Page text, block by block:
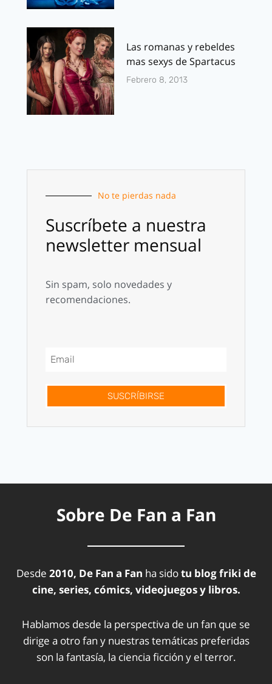
Las romanas y rebeldes
mas sexys de Spartacus
Febrero 8, 2013
No te pierdas nada
Suscríbete a nuestra
newsletter mensual
Sin spam, solo novedades y
recomendaciones.
SUSCRÍBIRSE
Sobre De Fan a Fan
Desde 2010, De Fan a Fan ha sidotu blog friki de
cine, series, cómics, videojuegos y libros.
Hablamos desde la perspectiva de un fan que se
dirige a otro fan y nuestras temáticas preferidas
son la fantasía, la ciencia ficción y el terror.